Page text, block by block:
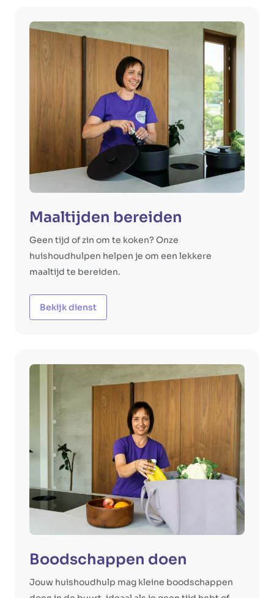
Maaltijden bereiden
Geen tijd of zin om te koken? Onze
huishoudhulpen helpen je om een lekkere
maaltijd te bereiden.
Bekijk dienst
Boodschappen doen
Jouw huishoudhulp mag kleine boodschappen